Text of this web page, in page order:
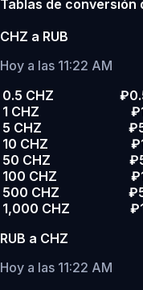
Tablas de conversión
CHZ a RUB
Hoy a las 11:22 AM
0.5 CHZ
1 CHZ
5 CHZ
10 CHZ
50 CHZ
100 CHZ
500 CHZ
1,000 CHZ
RUB a CHZ
Hoy a las 11:22 AM